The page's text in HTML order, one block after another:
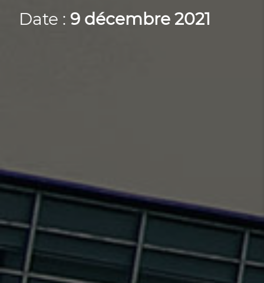
Date : 9 décembre 2021